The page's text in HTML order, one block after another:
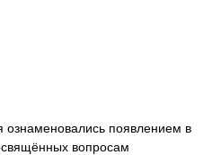
ознаменовались появлением в
вопросам